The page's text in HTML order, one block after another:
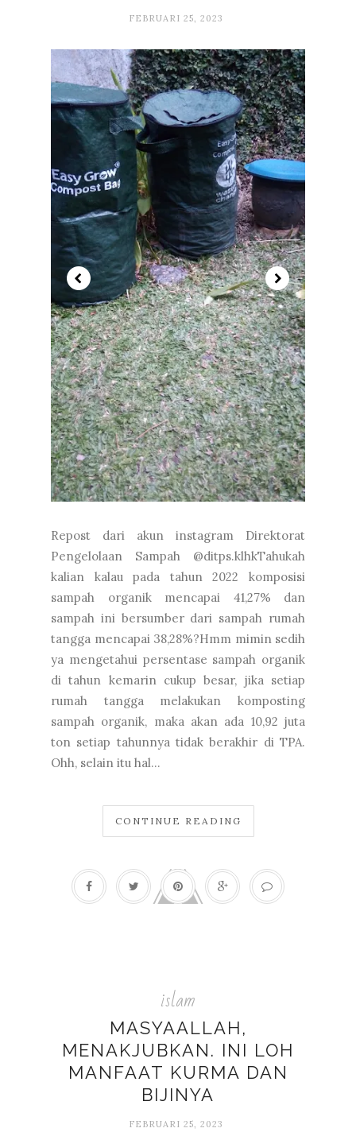
FEBRUARI 25, 2023
Repost dari akun instagram Direktorat
Pengelolaan Sampah @ditps.klhkTahukah
kalian kalau pada tahun 2022 komposisi
sampah organik mencapai 41,27% dan
sampah ini bersumber dari sampah rumah
tangga mencapai 38,28%?Hmm mimin sedih
ya mengetahui persentase sampah organik
di tahun kemarin cukup besar, jika setiap
rumah tangga melakukan komposting
sampah organik, maka akan ada 10,92 juta
ton setiap tahunnya tidak berakhir di TPA.
Ohh, selain itu hal...
CONTINUE READING
islam
MASYAALLAH,
MENAKJUBKAN. INI LOH
MANFAAT KURMA DAN
BIJINYA
FEBRUARI 25, 2023